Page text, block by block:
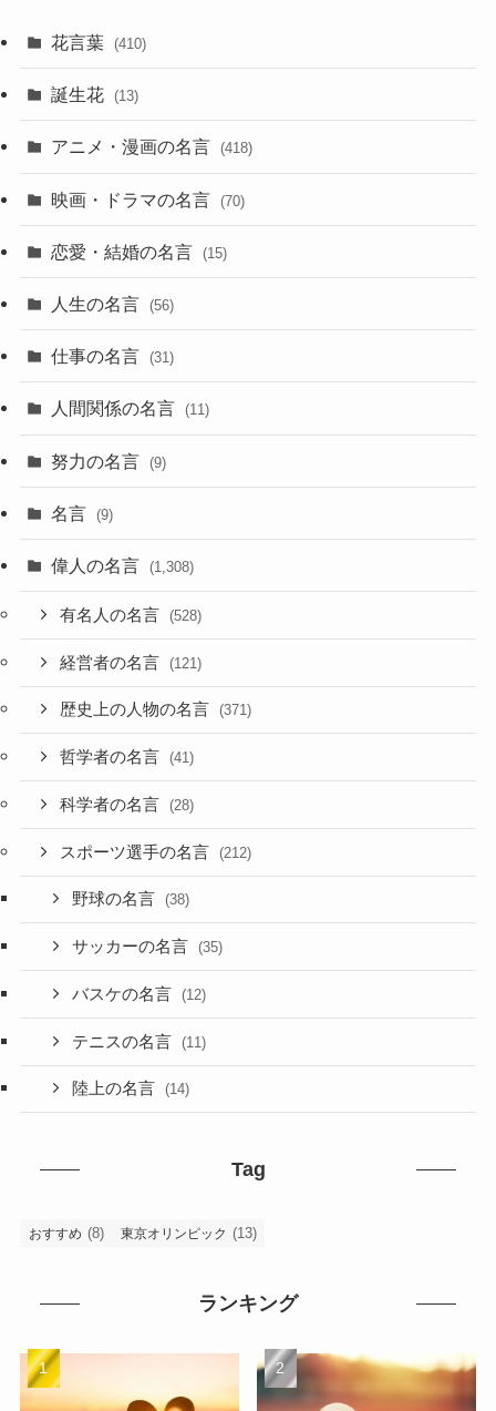
花言葉 (410)
誕生花 (13)
アニメ・漫画の名言 (418)
映画・ドラマの名言 (70)
恋愛・結婚の名言 (15)
人生の名言 (56)
仕事の名言 (31)
人間関係の名言 (11)
努力の名言 (9)
名言 (9)
偉人の名言 (1,308)
有名人の名言 (528)
経営者の名言 (121)
歴史上の人物の名言 (371)
哲学者の名言 (41)
科学者の名言 (28)
スポーツ選手の名言 (212)
野球の名言 (38)
サッカーの名言 (35)
バスケの名言 (12)
テニスの名言 (11)
陸上の名言 (14)
Tag
おすすめ (8) 東京オリンピック (13)
ランキング